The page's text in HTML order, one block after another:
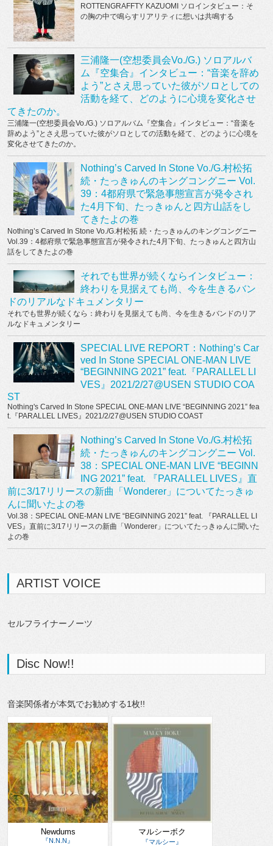
ROTTENGRAFFTY KAZUOMI ソロインタビュー：そ
の胸の中で鳴らすリアリティに想いは共鳴する
三浦隆一(空想委員会Vo./G.) ソロアルバ
ム『空集合』インタビュー：“音楽を辞め
よう”とさえ思っていた彼がソロとしての
活動を経て、どのように心境を変化させ
てきたのか。
三浦隆一(空想委員会Vo./G.) ソロアルバム『空集合』インタビュー：“音楽を
辞めよう”とさえ思っていた彼がソロとしての活動を経て、どのように心境を
変化させてきたのか。
Nothing’s Carved In Stone Vo./G.村松拓
続・たっきゅんのキングコングニー Vol.
39：4都府県で緊急事態宣言が発令され
た4月下旬、たっきゅんと四方山話をし
てきたよの巻
Nothing’s Carved In Stone Vo./G.村松拓 続・たっきゅんのキングコングニー
Vol.39：4都府県で緊急事態宣言が発令された4月下旬、たっきゅんと四方山
話をしてきたよの巻
それでも世界が続くならインタビュー：
終わりを見据えても尚、今を生きるバン
ドのリアルなドキュメンタリー
それでも世界が続くなら：終わりを見据えても尚、今を生きるバンドのリア
ルなドキュメンタリー
SPECIAL LIVE REPORT：Nothing’s Car
ved In Stone SPECIAL ONE-MAN LIVE
“BEGINNING 2021” feat.『PARALLEL LI
VES』2021/2/27@USEN STUDIO COA
ST
Nothing's Carved In Stone SPECIAL ONE-MAN LIVE “BEGINNING 2021” fea
t.『PARALLEL LIVES』2021/2/27@USEN STUDIO COAST
Nothing’s Carved In Stone Vo./G.村松拓
続・たっきゅんのキングコングニー Vol.
38：SPECIAL ONE-MAN LIVE “BEGINN
ING 2021” feat. 『PARALLEL LIVES』直
前に3/17リリースの新曲「Wonderer」についてたっきゅ
んに聞いたよの巻
Vol.38：SPECIAL ONE-MAN LIVE “BEGINNING 2021” feat. 『PARALLEL LI
VES』直前に3/17リリースの新曲「Wonderer」についてたっきゅんに聞いた
よの巻
ARTIST VOICE
セルフライナーノーツ
Disc Now!!
音楽関係者が本気でお勧めする1枚!!
Newdums
『N.N.N』
マルシーボク
『マルシー』